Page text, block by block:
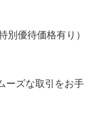
優待価格有り）
ーズな取引をお手